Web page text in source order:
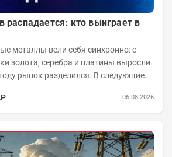
распадается: кто выиграет в
металлы вели себя синхронно: с
золота, серебра и платины выросли
рынок разделился. В следующие
06.08.2026